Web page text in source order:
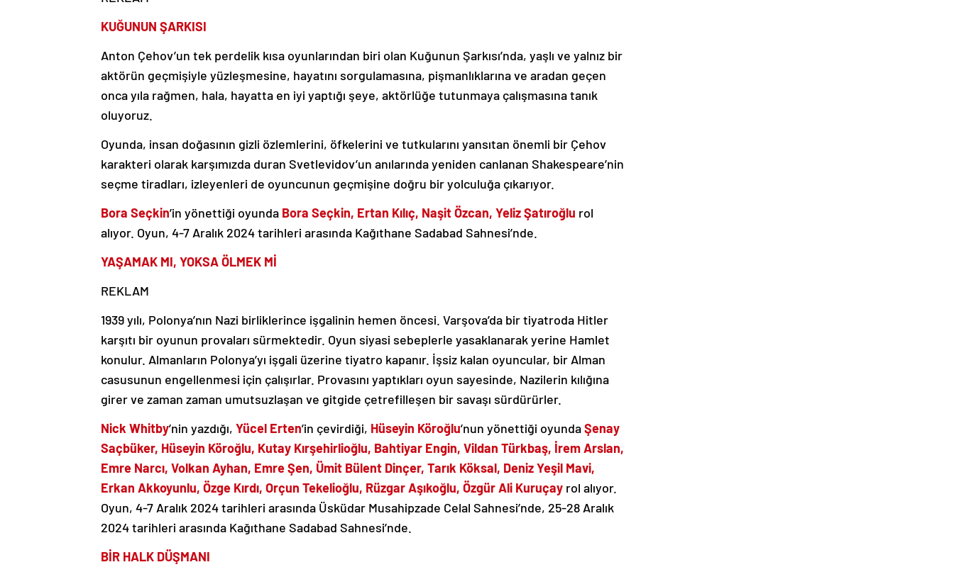
KUĞUNUN ŞARKISI
Anton Çehov’un tek perdelik kısa oyunlarından biri olan Kuğunun Şarkısı’nda, yaşlı ve yalnız bir
aktörün geçmişiyle yüzleşmesine, hayatını sorgulamasına, pişmanlıklarına ve aradan geçen
onca yıla rağmen, hala, hayatta en iyi yaptığı şeye, aktörlüğe tutunmaya çalışmasına tanık
oluyoruz.
Oyunda, insan doğasının gizli özlemlerini, öfkelerini ve tutkularını yansıtan önemli bir Çehov
karakteri olarak karşımızda duran Svetlevidov’un anılarında yeniden canlanan Shakespeare’nin
seçme tiradları, izleyenleri de oyuncunun geçmişine doğru bir yolculuğa çıkarıyor.
Bora Seçkin’in yönettiği oyunda Bora Seçkin, Ertan Kılıç, Naşit Özcan, Yeliz Şatıroğlu rol
alıyor. Oyun, 4-7 Aralık 2024 tarihleri arasında Kağıthane Sadabad Sahnesi’nde.
YAŞAMAK MI, YOKSA ÖLMEK Mİ
REKLAM
1939 yılı, Polonya’nın Nazi birliklerince işgalinin hemen öncesi. Varşova’da bir tiyatroda Hitler
karşıtı bir oyunun provaları sürmektedir. Oyun siyasi sebeplerle yasaklanarak yerine Hamlet
konulur. Almanların Polonya’yı işgali üzerine tiyatro kapanır. İşsiz kalan oyuncular, bir Alman
casusunun engellenmesi için çalışırlar. Provasını yaptıkları oyun sayesinde, Nazilerin kılığına
girer ve zaman zaman umutsuzlaşan ve gitgide çetrefilleşen bir savaşı sürdürürler.
Nick Whitby’nin yazdığı, Yücel Erten’in çevirdiği, Hüseyin Köroğlu’nun yönettiği oyundaŞenay
Saçbüker, Hüseyin Köroğlu, Kutay Kırşehirlioğlu, Bahtiyar Engin, Vildan Türkbaş, İrem Arslan,
Emre Narcı, Volkan Ayhan, Emre Şen, Ümit Bülent Dinçer, Tarık Köksal, Deniz Yeşil Mavi,
Erkan Akkoyunlu, Özge Kırdı, Orçun Tekelioğlu, Rüzgar Aşıkoğlu, Özgür Ali Kuruçay rol alıyor.
Oyun, 4-7 Aralık 2024 tarihleri arasında Üsküdar Musahipzade Celal Sahnesi’nde, 25-28 Aralık
2024 tarihleri arasında Kağıthane Sadabad Sahnesi’nde.
BİR HALK DÜŞMANI